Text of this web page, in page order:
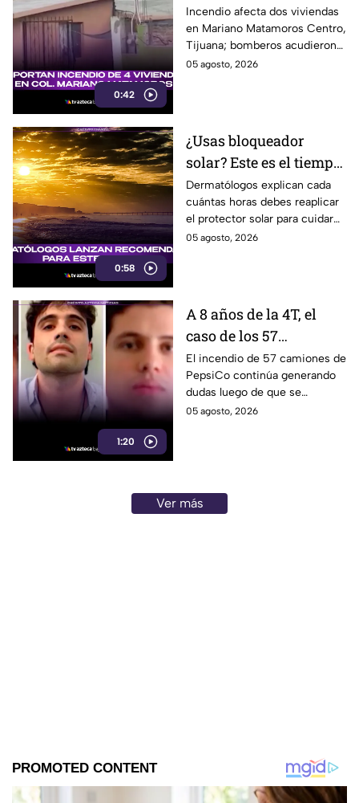
0:42
Matamoros Centro;
moviliza a cuerpos de
emergencia en Tijuana
Incendio afecta dos viviendas
en Mariano Matamoros Centro,
Tijuana; bomberos acudieron
para atender la emergencia
05 agosto, 2026
0:58
¿Usas bloqueador
solar? Este es el tiempo
exacto para volver a
aplicarlo
Dermatólogos explican cada
cuántas horas debes reaplicar
el protector solar para cuidar
tu piel y reducir los daños del
05 agosto, 2026
1:20
A 8 años de la 4T, el
caso de los 57
camiones de PepsiCo
incendiados sigue sin
responsables detenidos
El incendio de 57 camiones de
PepsiCo continúa generando
dudas luego de que se
atribuyera a una persona con
05 agosto, 2026
Ver más